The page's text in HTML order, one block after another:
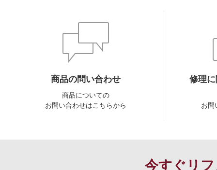
商品の問い合わせ
商品についての
お問い合わせはこちらから
修理
お問
今すぐリ